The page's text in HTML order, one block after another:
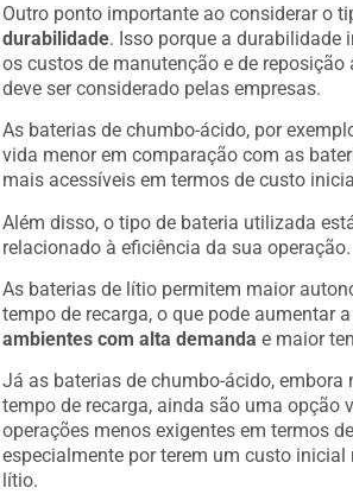
Outro ponto importante ao considerar o
durabilidade. Isso porque a durabilidade
os custos de manutenção e de reposição
deve ser considerado pelas empresas.
As baterias de chumbo-ácido, por
vida menor em comparação com as
mais acessíveis em termos de custo
Além disso, o tipo de bateria utilizada
relacionado à eficiência da sua operação.
As baterias de lítio permitem maior
tempo de recarga, o que pode aumentar
ambientes com alta demanda e maior
Já as baterias de chumbo-ácido, embora
tempo de recarga, ainda são uma opção
operações menos exigentes em termos
especialmente por terem um custo inicial
lítio.